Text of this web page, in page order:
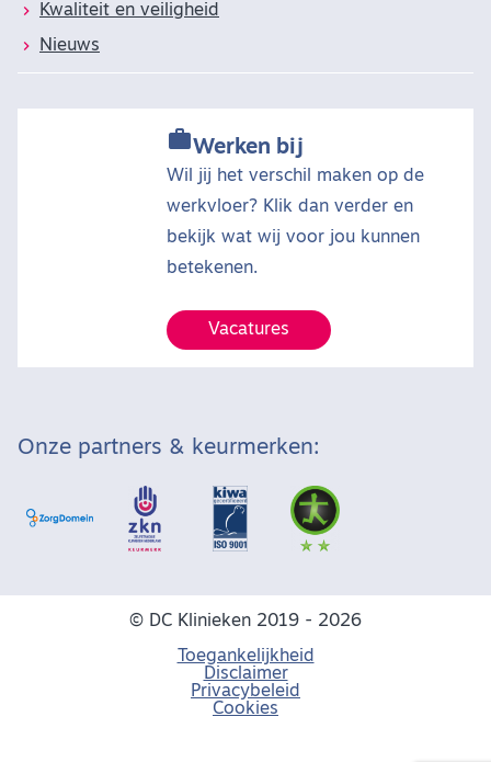
Kwaliteit en veiligheid
Nieuws
Werken bij
Wil jij het verschil maken op de
werkvloer? Klik dan verder en
bekijk wat wij voor jou kunnen
betekenen.
Vacatures
Onze partners & keurmerken:
© DC Klinieken 2019 - 2026
Toegankelijkheid
Disclaimer
Privacybeleid
Cookies